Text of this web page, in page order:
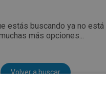
estás buscando ya no
más opciones...
Volver a buscar